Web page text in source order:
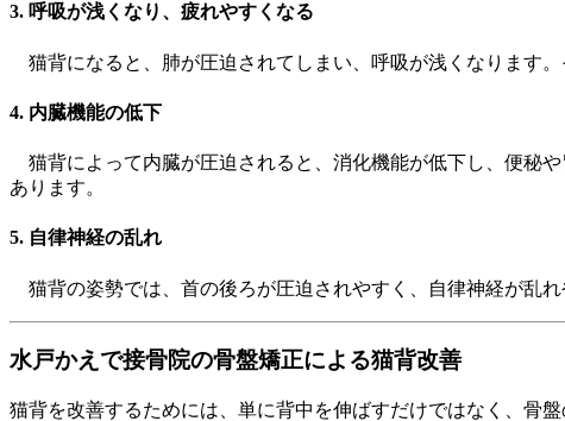
3. 呼吸が浅くなり、疲れやすくなる
猫背になると、肺が圧迫されてしまい、呼吸が浅くなります
4. 内臓機能の低下
猫背によって内臓が圧迫されると、消化機能が低下し、便秘
あります。
5. 自律神経の乱れ
猫背の姿勢では、首の後ろが圧迫されやすく、自律神経が乱
水戸かえで接骨院の骨盤矯正による猫背改善
猫背を改善するためには、単に背中を伸ばすだけではなく、骨